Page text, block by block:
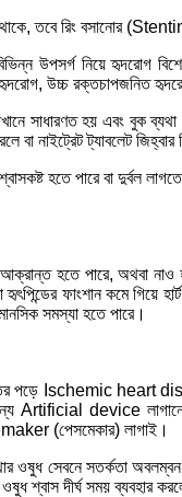
তবে রিং বসানোর
উপসর্গ নিয়ে হৃদরোগ
উচ্চ রক্তচাপজনিত
সাধারণত হয় এবং বুক ব্যথা
বা নাইট্রেট ট্যাবলেট
হতে পারে বা দুর্বল
আক্রান্ত হতে পারে, অথবা
হৃৎপিন্ডের ফাংশান কমে গিয়ে
সমস্যা হতে পারে।
পড়ে Ischemic heart
Artificial device
(পেসমেকার) লাগাই।
ওষুধ সেবনে সতর্কতা
শ্বাস দীর্ঘ সময় ব্যবহার